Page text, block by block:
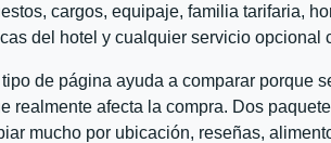
cargos, equipaje, familia tarifaria,
del hotel y cualquier servicio opcional
tipo de página ayuda a comparar porque
realmente afecta la compra. Dos
mucho por ubicación, reseñas,